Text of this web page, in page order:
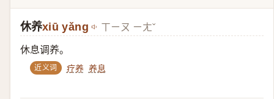
休养xiū yǎng ㄒㄧㄡ ㄧㄤˇ
休息调养。
近义词 疗养 养息